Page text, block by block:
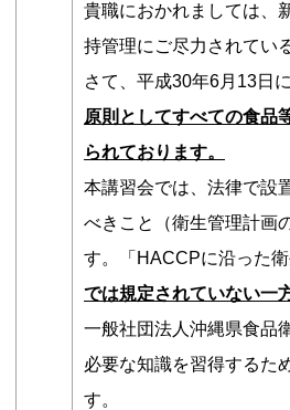
貴職におかれましては、
持管理にご尽力されてい
さて、平成30年6月13日
原則としてすべての食品
られております。
本講習会では、法律で設
べきこと（衛生管理計画
す。「HACCPに沿った
では規定されていない一
一般社団法人沖縄県食品
必要な知識を習得するた
す。